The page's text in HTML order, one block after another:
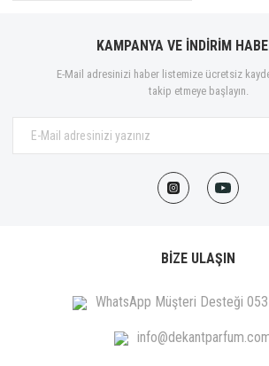
KAMPANYA VE İNDİRİM
E-Mail adresinizi haber listemize ücretsiz
takip etmeye başlayın.
BİZE ULAŞIN
WhatsApp Müşteri Desteği